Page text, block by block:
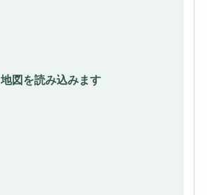
地図を読み込みます